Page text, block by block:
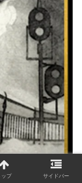
ップ サイドバー